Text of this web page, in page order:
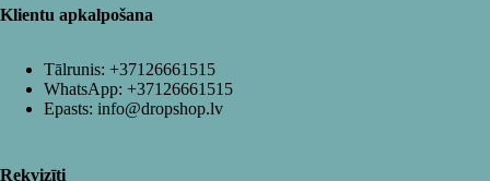
Klientu apkalpošana
Tālrunis: +37126661515
WhatsApp: +37126661515
Epasts: info@dropshop.lv
Rekvizīti